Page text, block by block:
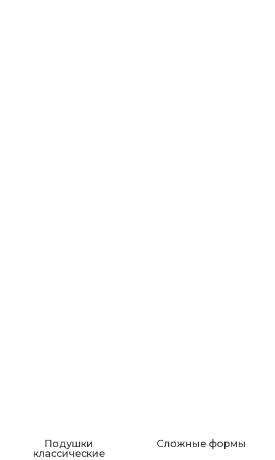
Подушки
классические
Сложные формы